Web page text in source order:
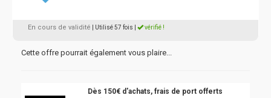
En cours de validité | Utilisé 57 fois vérifié !
Cette offre pourrait également vous plaire...
Dès 150€ d'achats, frais de port offerts